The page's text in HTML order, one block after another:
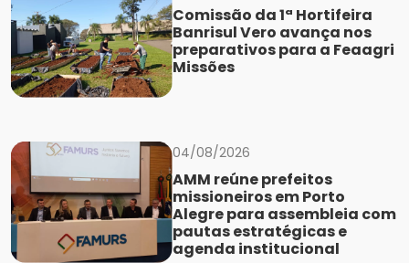
Comissão da 1ª Hortifeira
Banrisul Vero avança nos
preparativos para a Feaagri
Missões
04/08/2026
AMM reúne prefeitos
missioneiros em Porto
Alegre para assembleia com
pautas estratégicas e
agenda institucional